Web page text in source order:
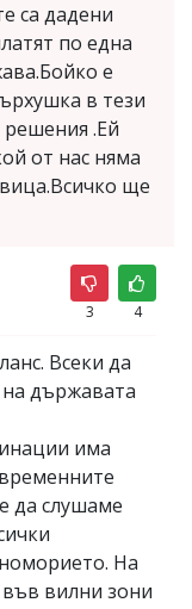
са дадени
по една
е
в тези
.Ей
от нас няма
ще
3 4
Всеки да
държавата
има
да слушаме
На
вилни зони